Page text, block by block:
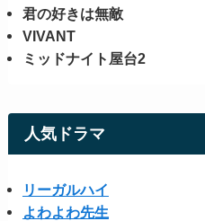
君の好きは無敵
VIVANT
ミッドナイト屋台2
人気ドラマ
リーガルハイ
よわよわ先生